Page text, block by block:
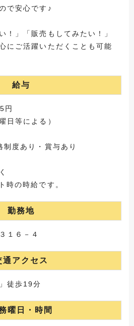
で安心です♪
！」「販売もしてみたい！」
にご活躍いただくことも可能
給与
円
日等による）
度あり・賞与あり
時の時給です。
勤務地
１６－４
通アクセス
徒歩19分
曜日・時間